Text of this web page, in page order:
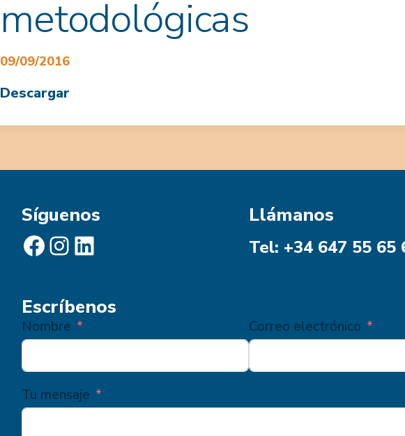
metodológicas
09/09/2016
Descargar
Síguenos
Facebook Instagram LinkedIn
Llámanos
Tel: +34 647 55 65
Escríbenos
Nombre Correo electrónico
Tu mensaje